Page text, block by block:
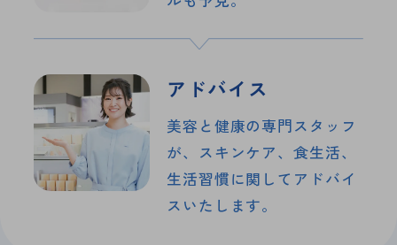
アドバイス
美容と健康の専門スタッフ
が、 スキンケア、食生活、
生活習慣に関してアドバイ
スいたします。